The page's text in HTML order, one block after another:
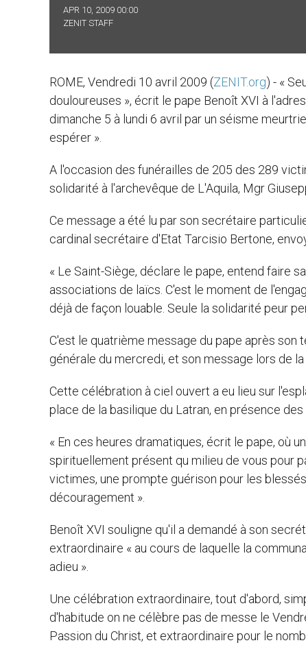
APR 10, 2009 00:00
ZENIT STAFF
ROME, Vendredi 10 avril 2009 (ZENIT.org) - «
douloureuses », écrit le pape Benoît XVI à
dimanche 5 à lundi 6 avril par un séisme
espérer ».
A l'occasion des funérailles de 205 des 289
solidarité à l'archevêque de L'Aquila, Mgr
Ce message a été lu par son secrétaire
cardinal secrétaire d'Etat Tarcisio Bertone,
« Le Saint-Siège, déclare le pape, entend faire
associations de laïcs. C'est le moment de
déjà de façon louable. Seule la solidarité peur
C'est le quatrième message du pape après
générale du mercredi, et son message lors de
Cette célébration à ciel ouvert a eu lieu sur
place de la basilique du Latran, en présence
« En ces heures dramatiques, écrit le pape, où
spirituellement présent qu milieu de vous pour
victimes, une prompte guérison pour les
découragement ».
Benoît XVI souligne qu'il a demandé à son
extraordinaire « au cours de laquelle la
adieu ».
Une célébration extraordinaire, tout d'abord,
d'habitude on ne célèbre pas de messe le
Passion du Christ, et extraordinaire pour le